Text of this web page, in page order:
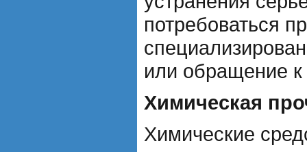
потребоваться
или обращение
Химическая
Химические